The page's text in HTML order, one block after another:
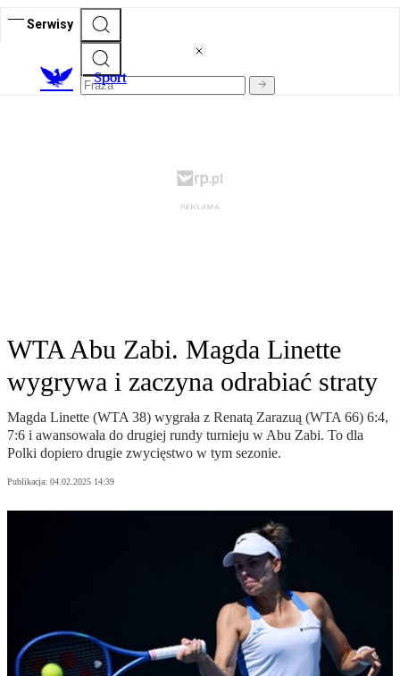
Serwisy
Sport
WTA Abu Zabi. Magda Linette
wygrywa i zaczyna odrabiać straty
Magda Linette (WTA 38) wygrała z Renatą Zarazuą (WTA 66) 6:4,
7:6 i awansowała do drugiej rundy turnieju w Abu Zabi. To dla
Polki dopiero drugie zwycięstwo w tym sezonie.
Publikacja: 04.02.2025 14:39